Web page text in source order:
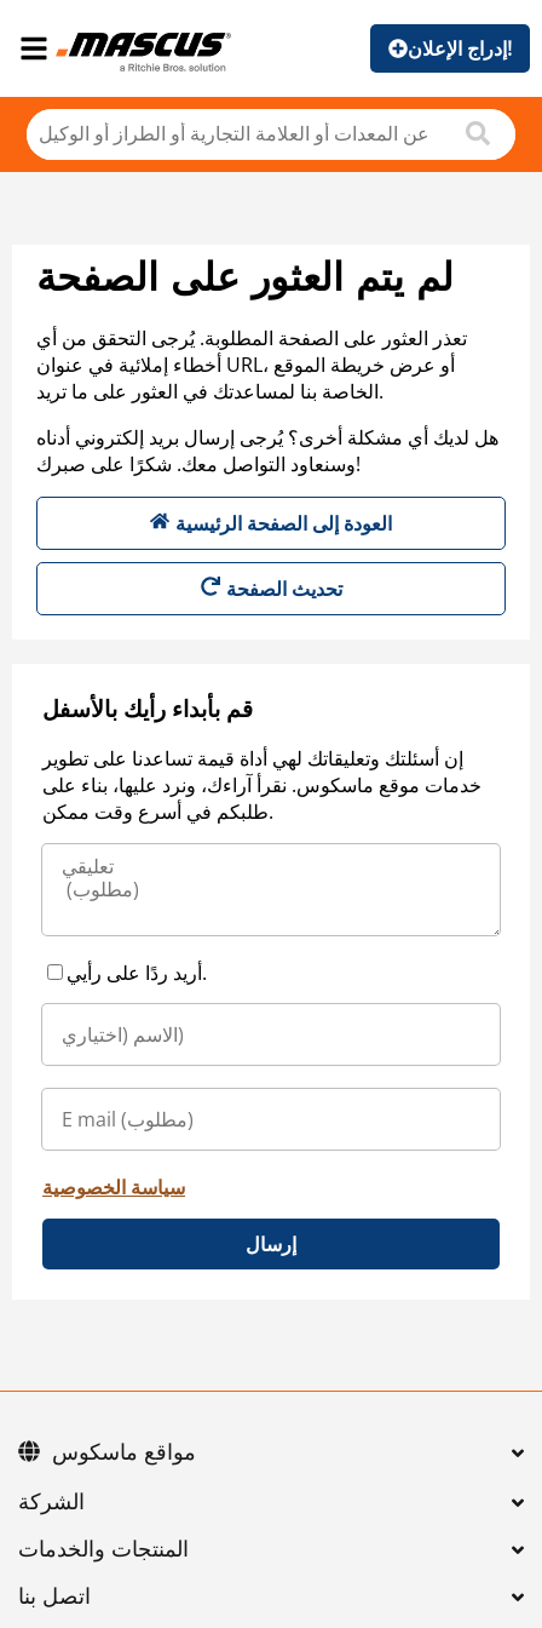
إدراج الإعلان!
لم يتم العثور على الصفحة
تعذر العثور على الصفحة المطلوبة. يُرجى التحقق من أي
أخطاء إملائية في عنوان URL، أو عرض خريطة الموقع
الخاصة بنا لمساعدتك في العثور على ما تريد.
هل لديك أي مشكلة أخرى؟ يُرجى إرسال بريد إلكتروني أدناه
وسنعاود التواصل معك. شكرًا على صبرك!
العودة إلى الصفحة الرئيسية
تحديث الصفحة
قم بأبداء رأيك بالأسفل
إن أسئلتك وتعليقاتك لهي أداة قيمة تساعدنا على تطوير
خدمات موقع ماسكوس. نقرأ آراءك، ونرد عليها، بناء على
طلبكم في أسرع وقت ممكن.
أريد ردًا على رأيي.
سياسة الخصوصية
إرسال
اتصل بنا
مواقع ماسكوس